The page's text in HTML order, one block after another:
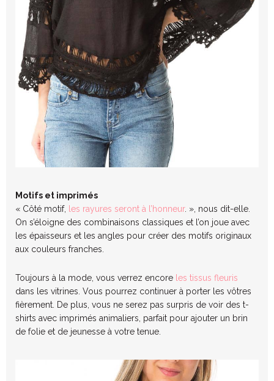
Motifs et imprimés
« Côté motif,
les rayures seront à l’honneur. », nous dit-elle.
On s’éloigne des combinaisons classiques et l’on joue avec
les épaisseurs et les angles pour créer des motifs originaux
aux couleurs franches.
Toujours à la mode, vous verrez encore les tissus fleuris
dans les vitrines. Vous pourrez continuer à porter les vôtres
fièrement. De plus, vous ne serez pas surpris de voir des t-
shirts avec imprimés animaliers, parfait pour ajouter un brin
de folie et de jeunesse à votre tenue.